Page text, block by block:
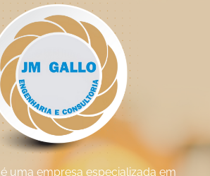
é uma empresa especializada em